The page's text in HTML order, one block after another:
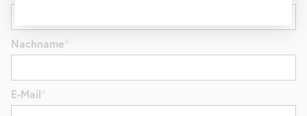
Nachname
E-Mail